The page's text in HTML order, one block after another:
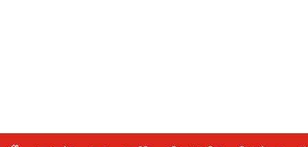
विशेष स्टोरी